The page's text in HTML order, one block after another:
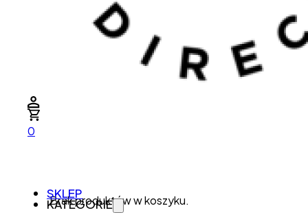
0
Brak produktów w koszyku.
SKLEP
KATEGORIE